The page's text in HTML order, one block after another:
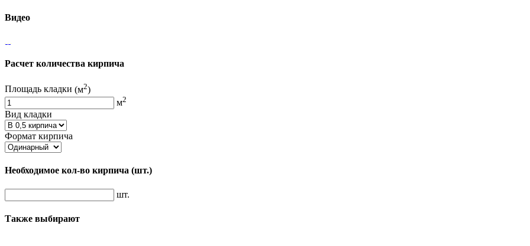
Видео
Расчет количества кирпича
Площадь кладки (м2)
м2
Вид кладки
Формат кирпича
Необходимое кол-во кирпича (шт.)
шт.
Также выбирают